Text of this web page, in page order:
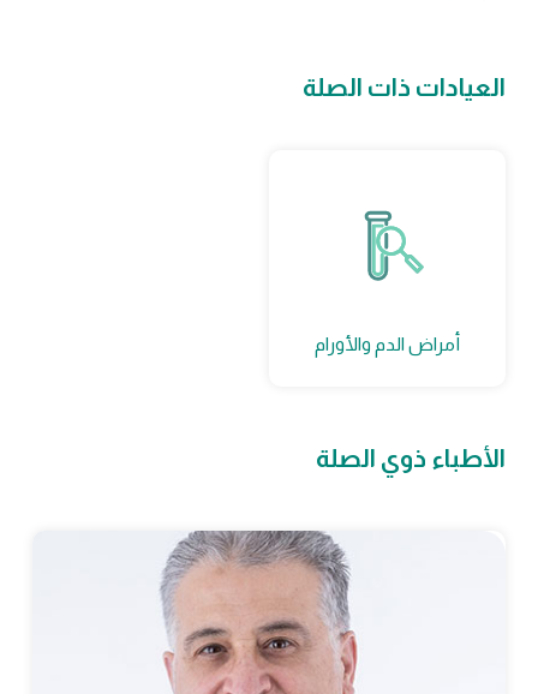
العيادات ذات الصلة
أمراض الدم والأورام
الأطباء ذوي الصلة